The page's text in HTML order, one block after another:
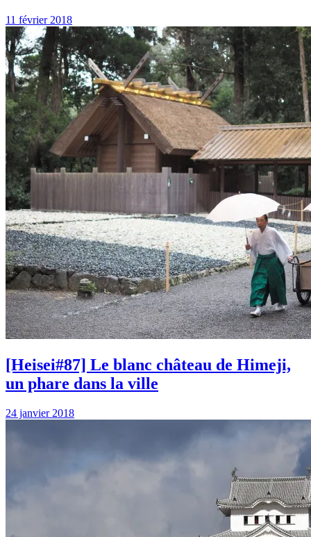
11 février 2018
[Heisei#87] Le blanc château de Himeji,
un phare dans la ville
24 janvier 2018